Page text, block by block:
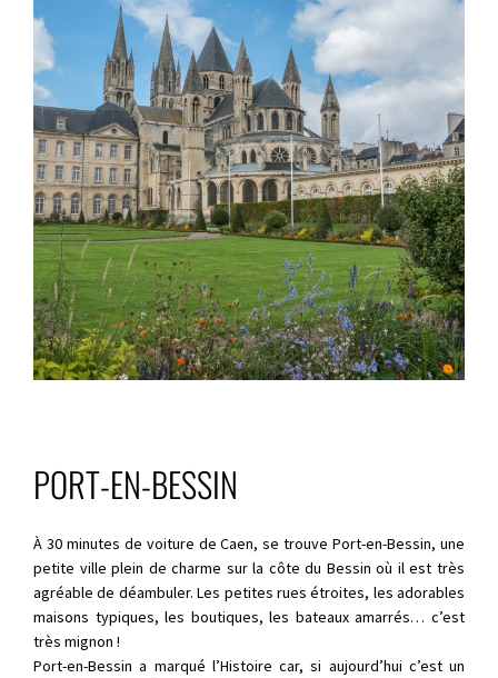
PORT-EN-BESSIN
À 30 minutes de voiture de Caen, se trouve Port-en-Bessin, une
petite ville plein de charme sur la côte du Bessin où il est très
agréable de déambuler. Les petites rues étroites, les adorables
maisons typiques, les boutiques, les bateaux amarrés… c’est
très mignon !
Port-en-Bessin a marqué l’Histoire car, si aujourd’hui c’est un